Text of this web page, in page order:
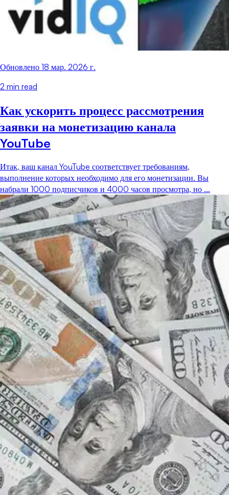
Обновлено 18 мар. 2026 г.
2 min read
Как ускорить процесс рассмотрения
заявки на монетизацию канала
YouTube
Итак, ваш канал YouTube соответствует требованиям,
выполнение которых необходимо для его монетизации. Вы
набрали 1000 подписчиков и 4000 часов просмотра, но ...